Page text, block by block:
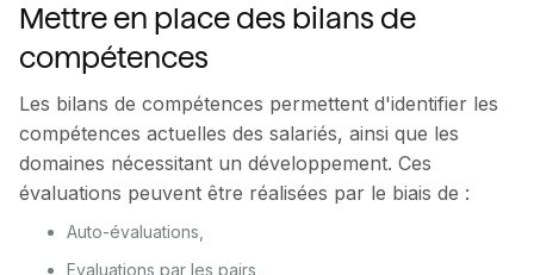
Mettre en place des bilans de
compétences
Les bilans de compétences permettent d'identifier les
compétences actuelles des salariés, ainsi que les
domaines nécessitant un développement. Ces
évaluations peuvent être réalisées par le biais de :
Auto-évaluations,
Evaluations par les pairs,